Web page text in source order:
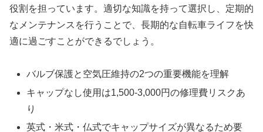
役割を担っています。適切な知識を持って選択し、定期的
なメンテナンスを行うことで、長期的な自転車ライフを快
適に過ごすことができるでしょう。
バルブ保護と空気圧維持の2つの重要機能を理解
キャップなし使用は1,500-3,000円の修理費リスクあ
り
英式・米式・仏式でキャップサイズが異なるため要